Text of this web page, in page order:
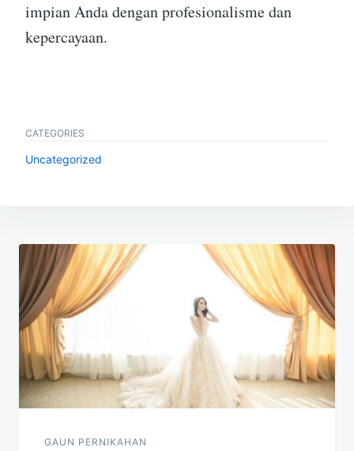
impian Anda dengan profesionalisme dan
kepercayaan.
CATEGORIES
Uncategorized
Navigasi
pos
GAUN PERNIKAHAN